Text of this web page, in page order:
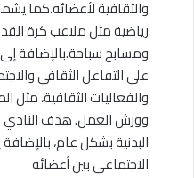
والثقافية لأعضائه.كما
رياضية مثل ملاعب كرة
ومسابح سباحة.بالإضافة
على التفاعل الثقافي
والفعاليات الثقافية، مثل
وورش العمل. هدف النادي
البدنية بشكل عام،
الاجتماعي بين أعضائه